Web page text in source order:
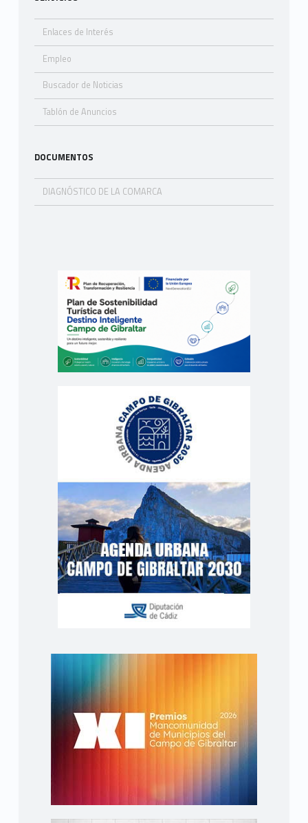
Enlaces de Interés
Empleo
Buscador de Noticias
Tablón de Anuncios
DOCUMENTOS
DIAGNÓSTICO DE LA COMARCA